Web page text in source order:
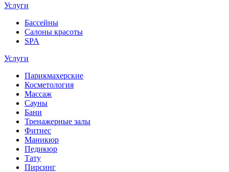
Услуги
Бассейны
Салоны красоты
SPA
Услуги
Парикмахерские
Косметология
Массаж
Сауны
Бани
Тренажерные залы
Фитнес
Маникюр
Педикюр
Тату
Пирсинг